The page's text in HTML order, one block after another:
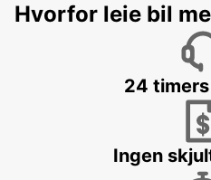
DRESDEN - GERMANY
DRESDEN VW FORUM
DRESDEN - GERMANY
Hvorfor leie bil
24
Ingen